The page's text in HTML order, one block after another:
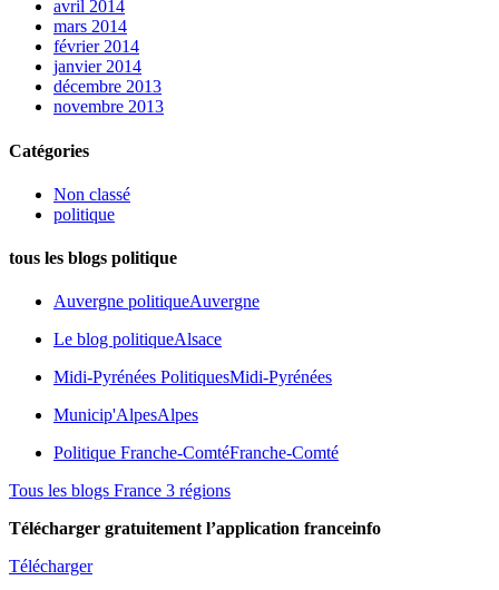
avril 2014
mars 2014
février 2014
janvier 2014
décembre 2013
novembre 2013
Catégories
Non classé
politique
tous les blogs politique
Auvergne politiqueAuvergne
Le blog politiqueAlsace
Midi-Pyrénées PolitiquesMidi-Pyrénées
Municip'AlpesAlpes
Politique Franche-ComtéFranche-Comté
Tous les blogs France 3 régions
Télécharger gratuitement l’application franceinfo
Télécharger